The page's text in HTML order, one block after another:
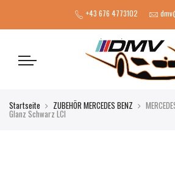
+43 676 4773102
Startseite ZUBEHÖR MERCEDES BENZ
Glanz Schwarz LCI